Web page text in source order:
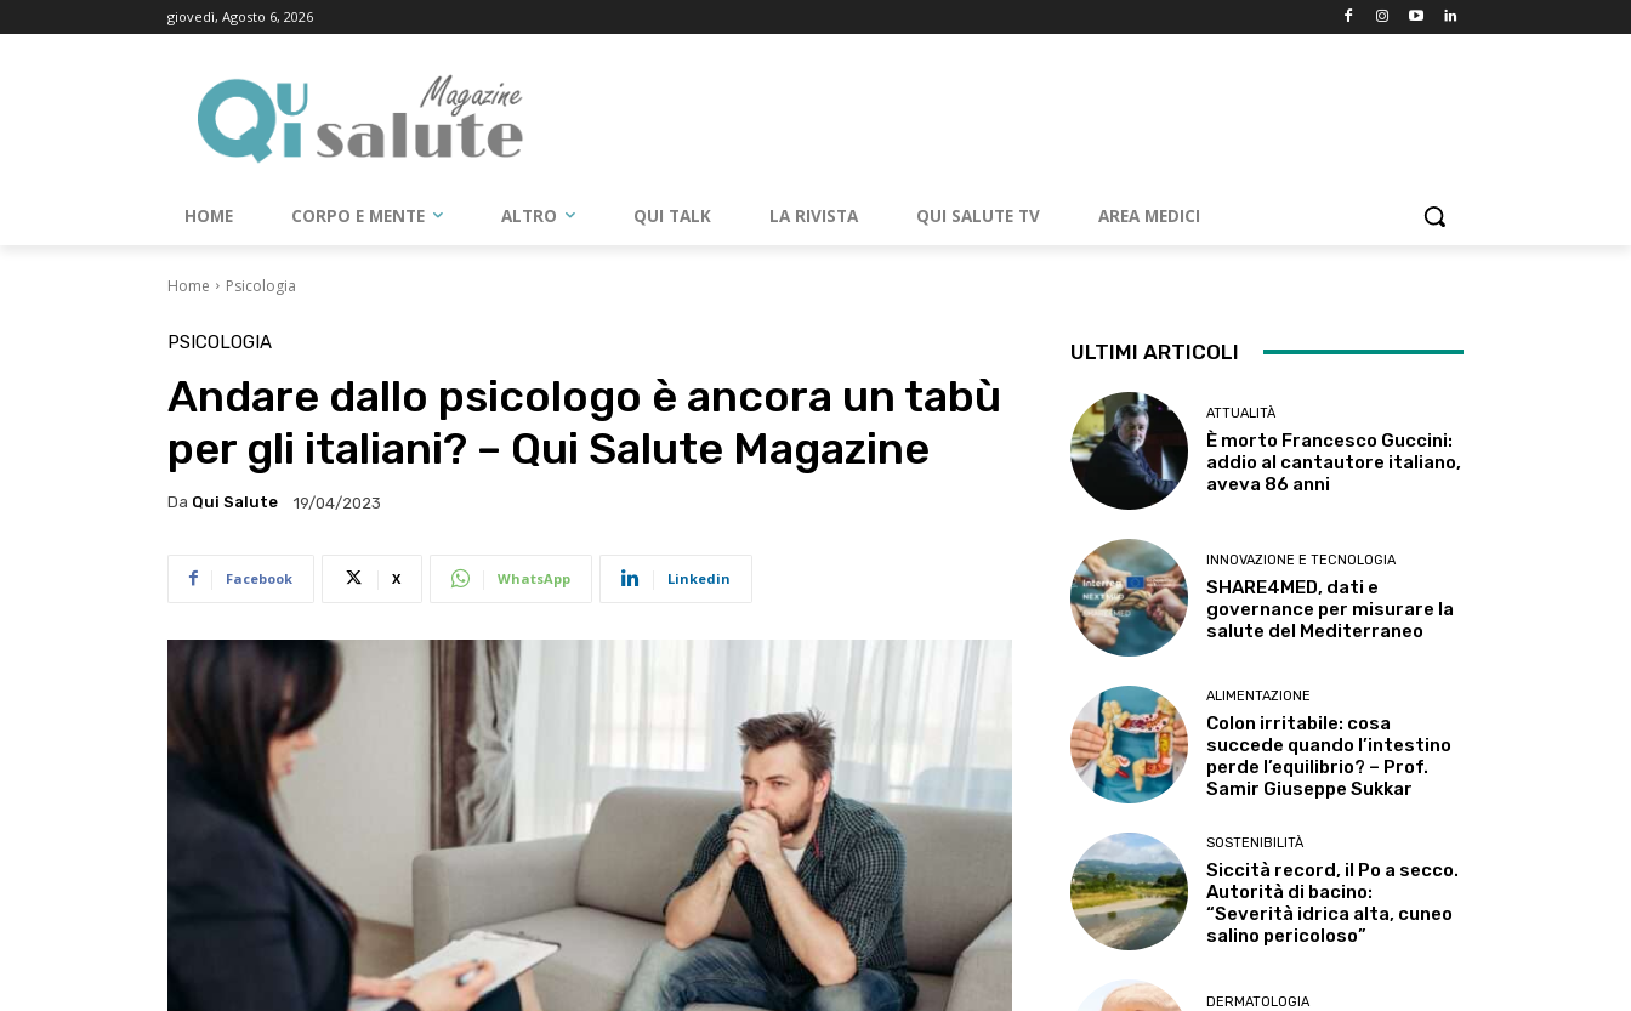
giovedì, Agosto 6, 2026
HOME CORPO E MENTE ALTRO QUI TALK LA RIVISTA QUI SALUTE TV AREA MEDICI
Home Psicologia
PSICOLOGIA
Andare dallo psicologo è ancora un tabù
per gli italiani? – Qui Salute Magazine
Da Qui Salute 19/04/2023
Facebook X WhatsApp Linkedin
ULTIMI ARTICOLI
ATTUALITÀ
È morto Francesco Guccini:
addio al cantautore italiano,
aveva 86 anni
INNOVAZIONE E TECNOLOGIA
SHARE4MED, dati e
governance per misurare la
salute del Mediterraneo
ALIMENTAZIONE
Colon irritabile: cosa
succede quando l’intestino
perde l’equilibrio? – Prof.
Samir Giuseppe Sukkar
SOSTENIBILITÀ
Siccità record, il Po a secco.
Autorità di bacino:
“Severità idrica alta, cuneo
salino pericoloso”
DERMATOLOGIA